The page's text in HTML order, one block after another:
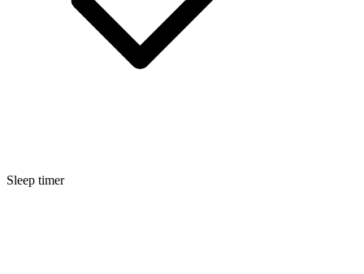
Sleep timer